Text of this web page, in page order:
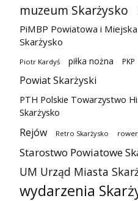
muzeum Skarżysko
PiMBP Powiatowa i
Skarżysko
Piotr Kardyś piłka nożna PKP
Powiat Skarżyski
PTH Polskie Towarzystwo
Skarżysko
Rejów Retro Skarżysko
Starostwo Powiatowe
UM Urząd Miasta
wydarzenia